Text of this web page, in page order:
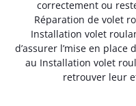
correctement ou
Réparation de volet
Installation volet
d’assurer l’mise en
au Installation volet
retrouver leur